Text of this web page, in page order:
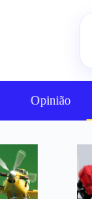
Opinião